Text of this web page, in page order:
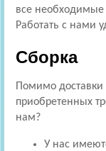
все
Работать с нами
Сборка
Помимо
приобретенных
нам?
У нас